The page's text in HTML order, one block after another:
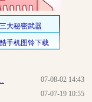
07-08-02 14:43
07-07-19 10:55